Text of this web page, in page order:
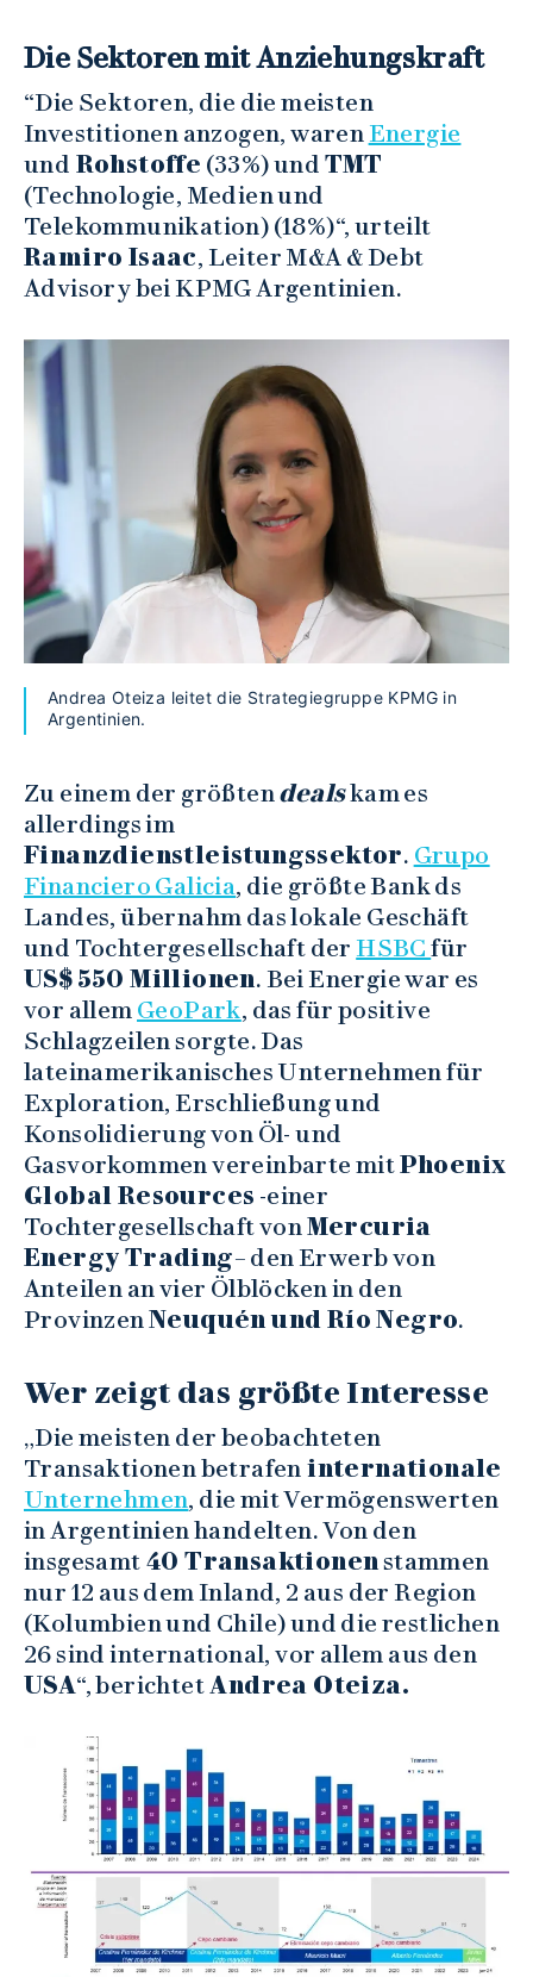
Die Sektoren mit Anziehungskraft
“Die Sektoren, die die meisten
Investitionen anzogen, warenEnergie
und Rohstoffe (33%) und TMT
(Technologie, Medien und
Telekommunikation) (18%)“, urteilt
Ramiro Isaac, Leiter M&A & Debt
Advisory bei KPMG Argentinien.
Andrea Oteiza leitet die Strategiegruppe KPMG in
Argentinien.
Zu einem der größtendealskam es
allerdings im
Finanzdienstleistungssektor. Grupo
Financiero Galicia, die größte Bank ds
Landes, übernahm das lokale Geschäft
und Tochtergesellschaft derHSBCfür
US$ 550 Millionen. Bei Energie war es
vor allem GeoPark, das für positive
Schlagzeilen sorgte. Das
lateinamerikanisches Unternehmen für
Exploration, Erschließung und
Konsolidierung von Öl- und
Gasvorkommen vereinbarte mitPhoenix
Global Resources -einer
Tochtergesellschaft vonMercuria
Energy Trading– den Erwerb von
Anteilen an vier Ölblöcken in den
ProvinzenNeuquén und Río Negro.
Wer zeigt das größte Interesse
„Die meisten der beobachteten
Transaktionen betrafen internationale
Unternehmen, die mit Vermögenswerten
in Argentinien handelten. Von den
insgesamt 40 Transaktionenstammen
nur 12 aus dem Inland, 2 aus der Region
(Kolumbien und Chile) und die restlichen
26 sind international, vor allem aus den
USA“, berichtetAndrea Oteiza.